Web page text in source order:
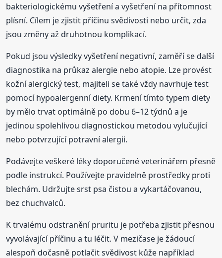
bakteriologickému vyšetření a vyšetření na přítomnost
plísní. Cílem je zjistit příčinu svědivosti nebo určit, zda
jsou změny až druhotnou komplikací.
Pokud jsou výsledky vyšetření negativní, zaměří se další
diagnostika na průkaz alergie nebo atopie. Lze provést
kožní alergický test, majiteli se také vždy navrhuje test
pomocí hypoalergenní diety. Krmení tímto typem diety
by mělo trvat optimálně po dobu 6–12 týdnů a je
jedinou spolehlivou diagnostickou metodou vylučující
nebo potvrzující potravní alergii.
Podávejte veškeré léky doporučené veterinářem přesně
podle instrukcí. Používejte pravidelně prostředky proti
blechám. Udržujte srst psa čistou a vykartáčovanou,
bez chuchvalců.
K trvalému odstranění pruritu je potřeba zjistit přesnou
vyvolávající příčinu a tu léčit. V mezičase je žádoucí
alespoň dočasně potlačit svědivost kůže například